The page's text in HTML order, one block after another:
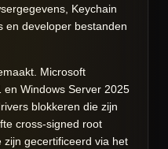
Keychain
en developer bestanden
Microsoft
en Windows Server 2025
blokkeren die zijn
cross-signed root
zijn gecertificeerd via het